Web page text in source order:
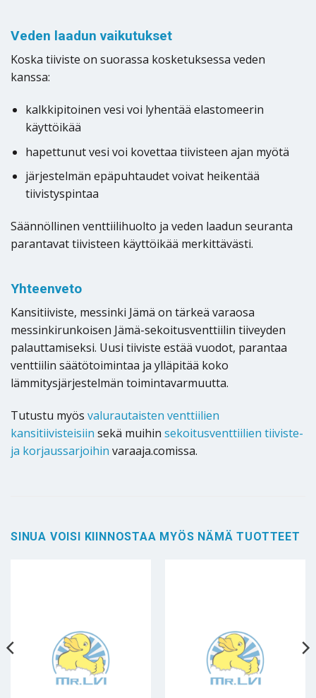
Veden laadun vaikutukset
Koska tiiviste on suorassa kosketuksessa veden
kanssa:
kalkkipitoinen vesi voi lyhentää elastomeerin
käyttöikää
hapettunut vesi voi kovettaa tiivisteen ajan myötä
järjestelmän epäpuhtaudet voivat heikentää
tiivistyspintaa
Säännöllinen venttiilihuolto ja veden laadun seuranta
parantavat tiivisteen käyttöikää merkittävästi.
Yhteenveto
Kansitiiviste, messinki Jämä on tärkeä varaosa
messinkirunkoisen Jämä-sekoitusventtiilin tiiveyden
palauttamiseksi. Uusi tiiviste estää vuodot, parantaa
venttiilin säätötoimintaa ja ylläpitää koko
lämmitysjärjestelmän toimintavarmuutta.
Tutustu myös valurautaisten venttiilien
kansitiivisteisiin sekä muihin sekoitusventtiilien tiiviste-
ja korjaussarjoihin varaaja.comissa.
SINUA VOISI KIINNOSTAA MYÖS NÄMÄ TUOTTEET